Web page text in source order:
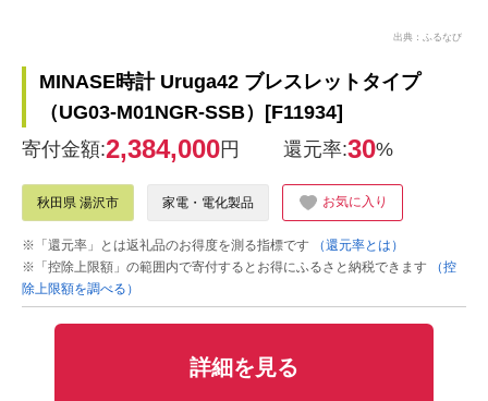
出典：ふるなび
MINASE時計 Uruga42 ブレスレットタイプ
（UG03-M01NGR-SSB）[F11934]
寄付金額:2,384,000円 還元率:30%
秋田県 湯沢市 家電・電化製品 お気に入り
※「還元率」とは返礼品のお得度を測る指標です
（還元率とは）
※「控除上限額」の範囲内で寄付するとお得にふるさと納税できます
（控
除上限額を調べる）
詳細を見る